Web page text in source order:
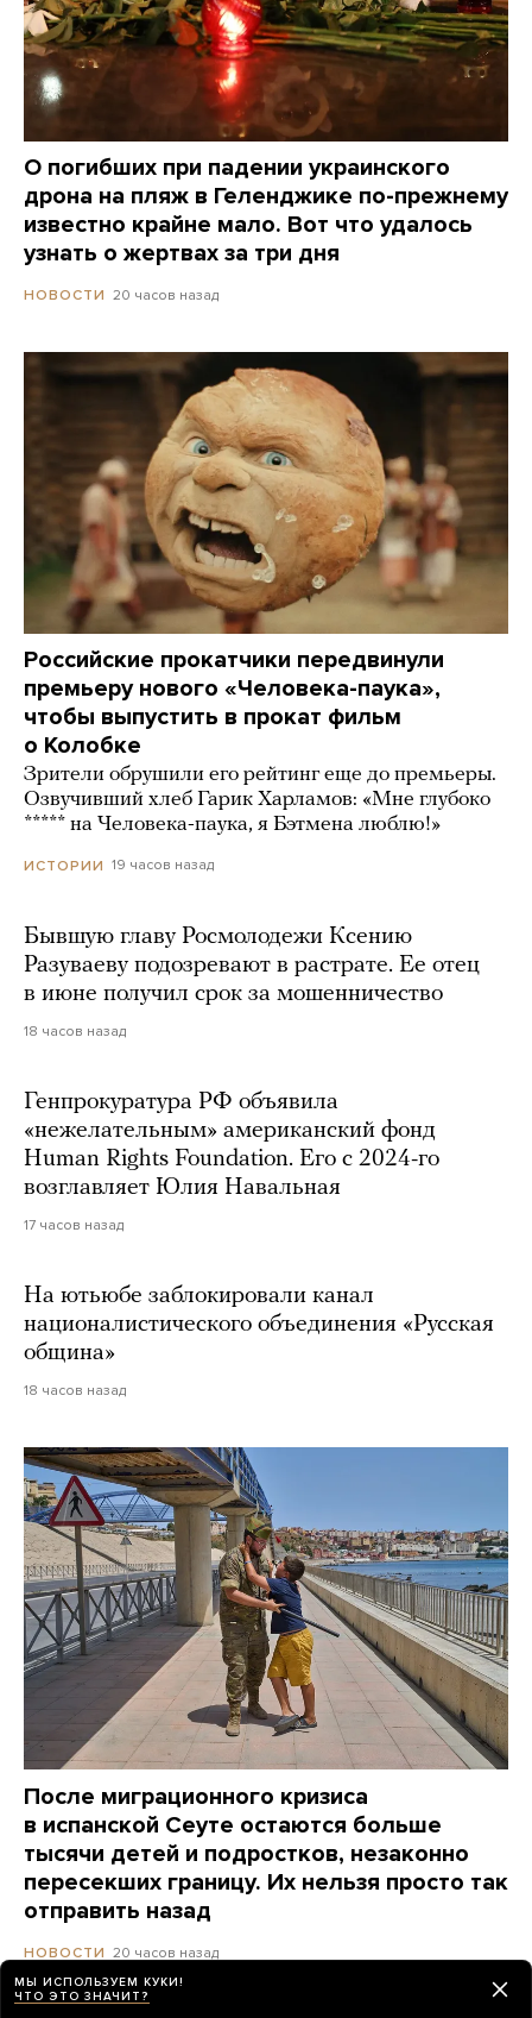
О погибших при падении украинского
дрона на пляж в Геленджике по-прежнему
известно крайне мало. Вот что удалось
узнать о жертвах за три дня
НОВОСТИ 20 часов назад
Российские прокатчики передвинули
премьеру нового «Человека-паука»,
чтобы выпустить в прокат фильм
о Колобке
Зрители обрушили его рейтинг еще до премьеры.
Озвучивший хлеб Гарик Харламов: «Мне глубоко
***** на Человека-паука, я Бэтмена люблю!»
ИСТОРИИ 19 часов назад
Бывшую главу Росмолодежи Ксению
Разуваеву подозревают в растрате. Ее отец
в июне получил срок за мошенничество
18 часов назад
Генпрокуратура РФ объявила
«нежелательным» американский фонд
Human Rights Foundation. Его с 2024-го
возглавляет Юлия Навальная
17 часов назад
На ютьюбе заблокировали канал
националистического объединения «Русская
община»
18 часов назад
После миграционного кризиса
в испанской Сеуте остаются больше
тысячи детей и подростков, незаконно
пересекших границу. Их нельзя просто так
отправить назад
НОВОСТИ 20 часов назад
МЫ ИСПОЛЬЗУЕМ КУКИ!
ЧТО ЭТО ЗНАЧИТ?